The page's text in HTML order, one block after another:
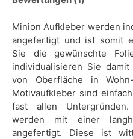
Minion Aufkleber werden
angefertigt und ist somit
Sie die gewünschte
individualisieren Sie
von Oberfläche in
Motivaufkleber sind
fast allen Untergründen.
werden mit einer
angefertigt. Diese ist